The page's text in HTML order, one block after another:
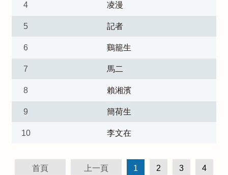
4 凌漫
5 記者
6 鷄籠生
7 馬二
8 賴湘濱
9 簡荷生
10 李文在
首頁 上一頁 1 2 3 4